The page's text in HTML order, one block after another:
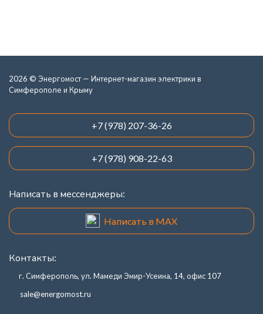
2026 © Энергомост — Интернет-магазин электрики в
Симферополе и Крыму
+7 (978) 207-36-26
+7 (978) 908-22-63
Написать в мессенджеры:
Написать в MAX
Контакты:
г. Симферополь, ул. Мамеди Эмир-Усеина, 14, офис 107
sale@energomost.ru